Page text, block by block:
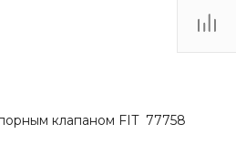
клапаном FIT 77758